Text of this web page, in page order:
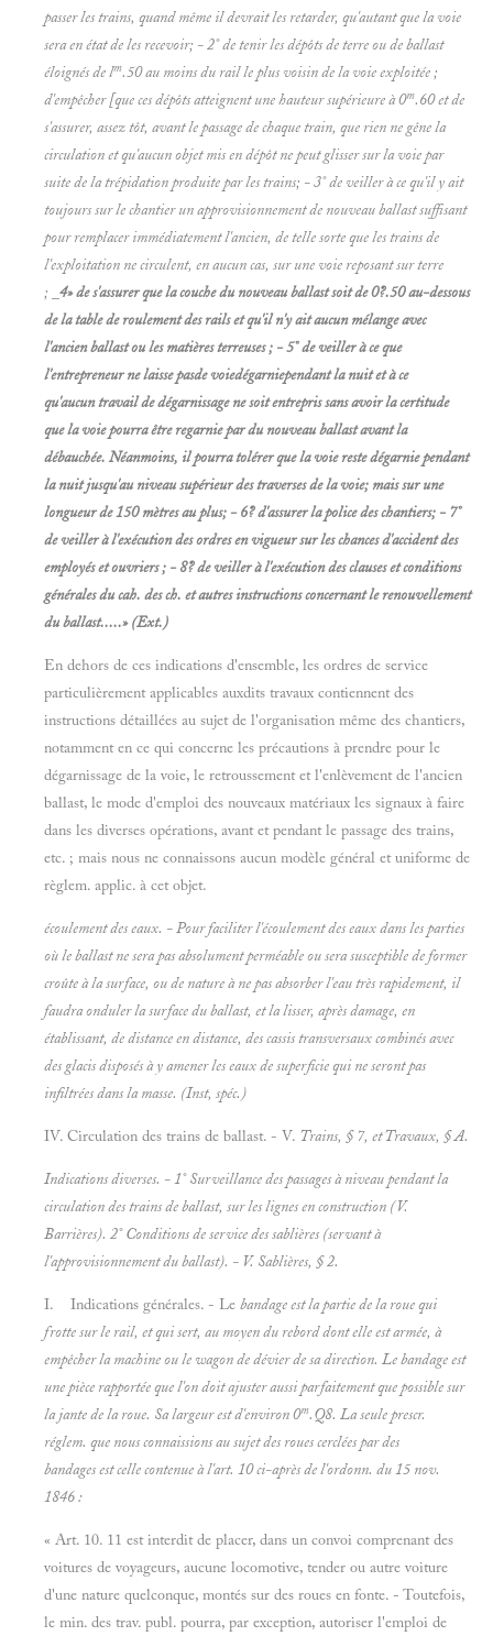
passer les trains, quand même il devrait les retarder, qu'autant que la voie
sera en état de les recevoir; - 2° de tenir les dépôts de terre ou de ballast
éloignés de lm.50 au moins du rail le plus voisin de la voie exploitée ;
d'empêcher [que ces dépôts atteignent une hauteur supérieure à 0m.60 et de
s'assurer, assez tôt, avant le passage de chaque train, que rien ne gêne la
circulation et qu'aucun objet mis en dépôt ne peut glisser sur la voie par
suite de la trépidation produite par les trains; - 3° de veiller à ce qu'il y ait
toujours sur le chantier un approvisionnement de nouveau ballast suffisant
pour remplacer immédiatement l'ancien, de telle sorte que les trains de
l'exploitation ne circulent, en aucun cas, sur une voie reposant sur terre
; _ 4» de s'assurer que la couche du nouveau ballast soit de 0?.50 au-dessous
de la table de roulement des rails et qu'il n'y ait aucun mélange avec
l'ancien ballast ou les matières terreuses ; - 5° de veiller à ce que
l'entrepreneur ne laisse pasde voiedégarniependant la nuit et à ce
qu'aucun travail de dégarnissage ne soit entrepris sans avoir la certitude
que la voie pourra être regarnie par du nouveau ballast avant la
débauchée. Néanmoins, il pourra tolérer que la voie reste dégarnie pendant
la nuit jusqu'au niveau supérieur des traverses de la voie; mais sur une
longueur de 150 mètres au plus; - 6? d'assurer la police des chantiers; - 7°
de veiller à l'exécution des ordres en vigueur sur les chances d'accident des
employés et ouvriers ; - 8? de veiller à l'exécution des clauses et conditions
générales du cah. des ch. et autres instructions concernant le renouvellement
du ballast.....» (Ext.)
En dehors de ces indications d'ensemble, les ordres de service
particulièrement applicables auxdits travaux contiennent des
instructions détaillées au sujet de l'organisation même des chantiers,
notamment en ce qui concerne les précautions à prendre pour le
dégarnissage de la voie, le retroussement et l'enlèvement de l'ancien
ballast, le mode d'emploi des nouveaux matériaux les signaux à faire
dans les diverses opérations, avant et pendant le passage des trains,
etc. ; mais nous ne connaissons aucun modèle général et uniforme de
règlem. applic. à cet objet.
écoulement des eaux. - Pour faciliter l'écoulement des eaux dans les parties
où le ballast ne sera pas absolument perméable ou sera susceptible de former
croûte à la surface, ou de nature à ne pas absorber l'eau très rapidement, il
faudra onduler la surface du ballast, et la lisser, après damage, en
établissant, de distance en distance, des cassis transversaux combinés avec
des glacis disposés à y amener les eaux de superficie qui ne seront pas
infiltrées dans la masse. (Inst, spéc.)
IV. Circulation des trains de ballast. - V. Trains, § 7, etTravaux, §A.
Indications diverses. - 1° Surveillance des passages à niveau pendant la
circulation des trains de ballast, sur les lignes en construction (V.
Barrières). 2° Conditions de service des sablières (servant à
l'approvisionnement du ballast). - V. Sablières, § 2.
I. Indications générales. - Le bandage est la partie de la roue qui
frotte sur le rail, et qui sert, au moyen du rebord dont elle est armée, à
empêcher la machine ou le wagon de dévier de sa direction. Le bandage est
une pièce rapportée que l'on doit ajuster aussi parfaitement que possible sur
la jante de la roue. Sa largeur est d'environ 0m.Q8. La seule prescr.
réglem. que nous connaissions au sujet des roues cerclées par des
bandages est celle contenue à l'art. 10 ci-après de l'ordonn. du 15 nov.
1846 :
« Art. 10. 11 est interdit de placer, dans un convoi comprenant des
voitures de voyageurs, aucune locomotive, tender ou autre voiture
d'une nature quelconque, montés sur des roues en fonte. - Toutefois,
le min. des trav. publ. pourra, par exception, autoriser l'emploi de